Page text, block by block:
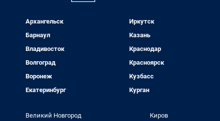
Архангельск
Барнаул
Владивосток
Волгоград
Воронеж
Екатеринбург
Иркутск
Казань
Краснодар
Красноярск
Кузбасс
Курган
Великий Новгород
Киров